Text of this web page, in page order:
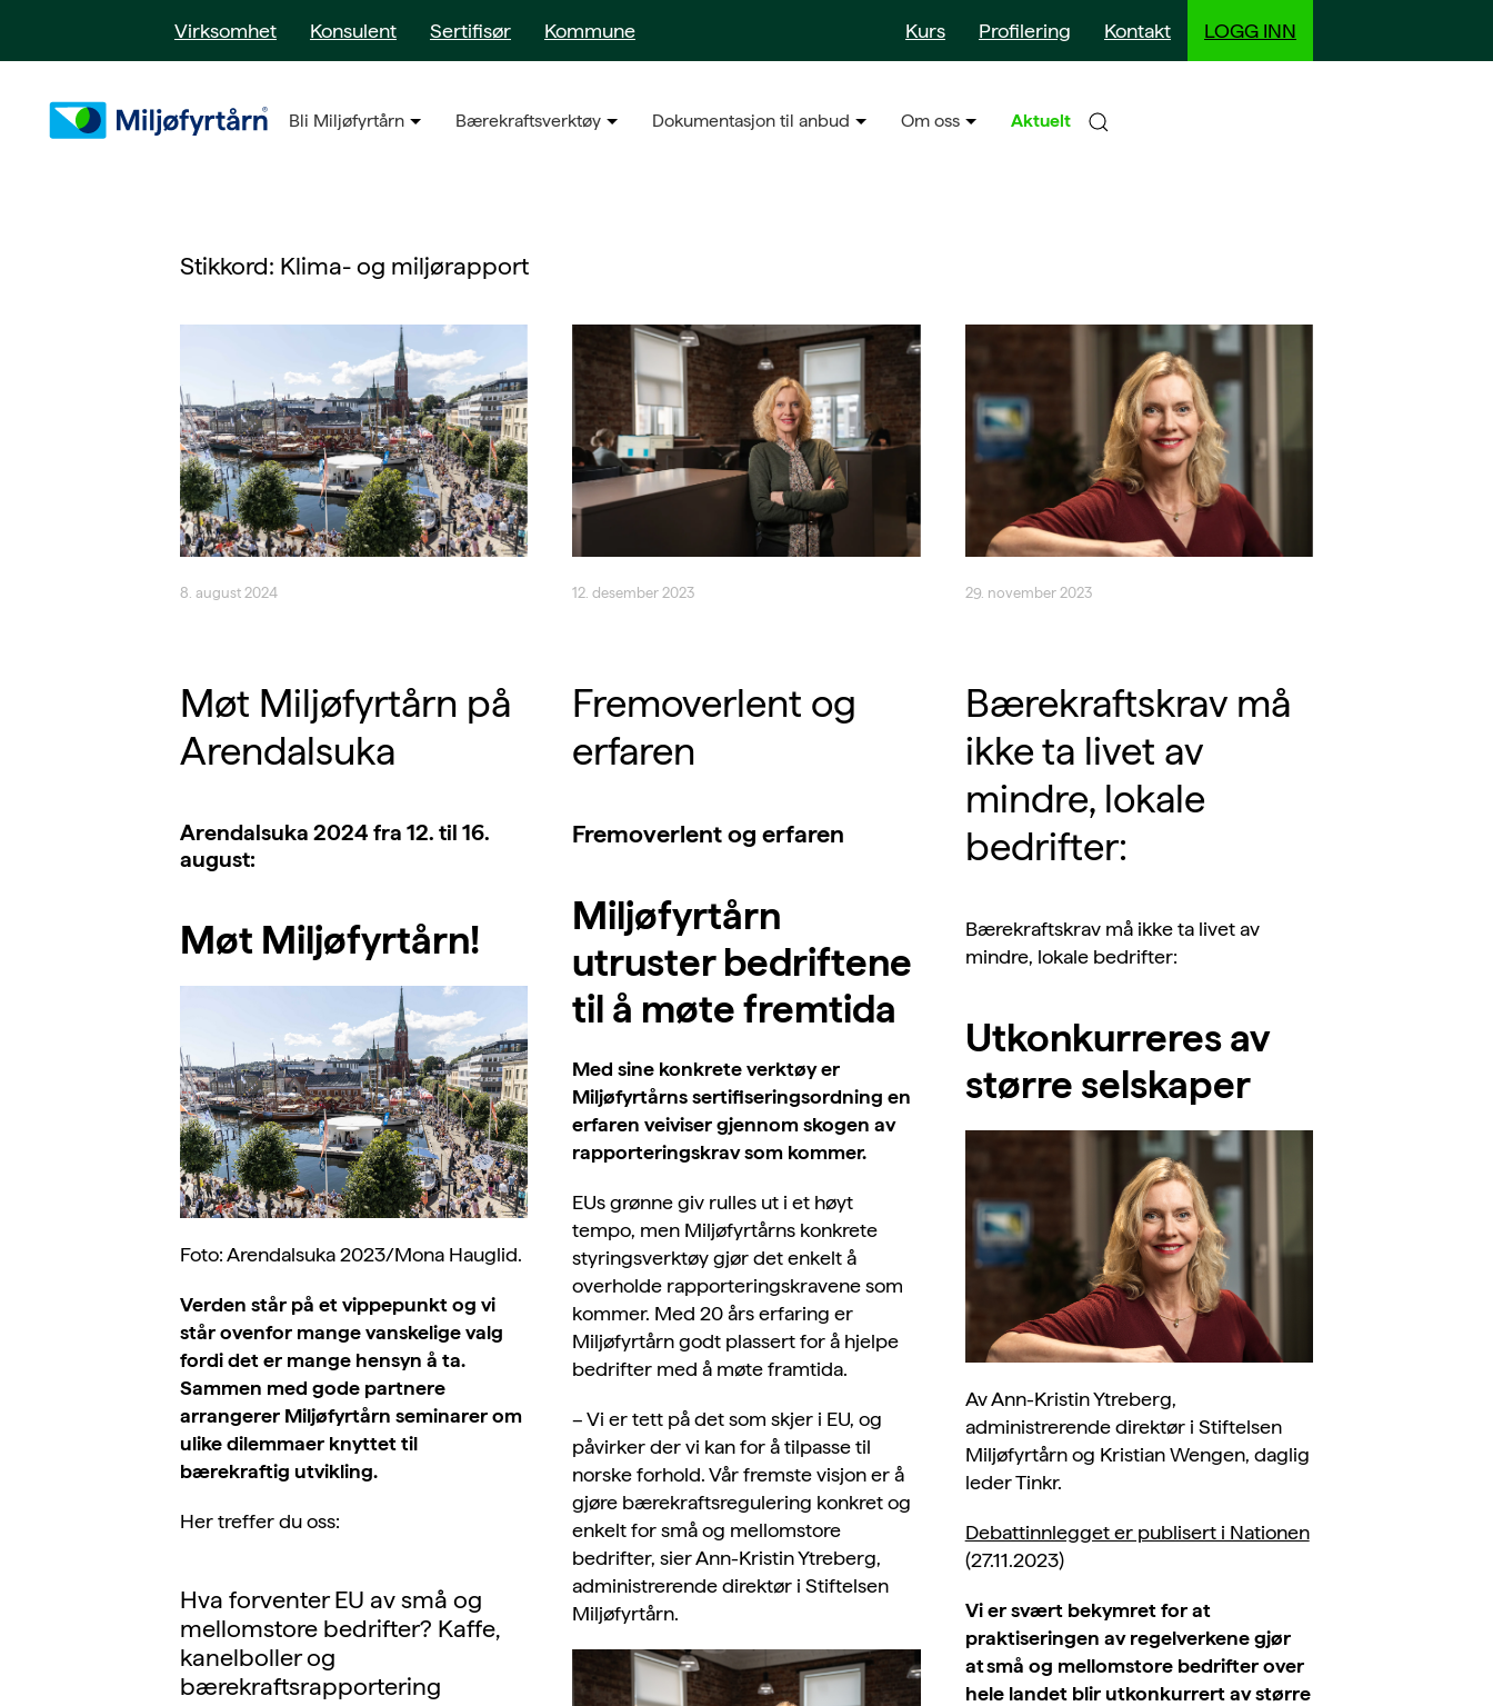
Virksomhet Konsulent Sertifisør Kommune Kurs Profilering Kontakt LOGG INN
Bli Miljøfyrtårn Bærekraftsverktøy Dokumentasjon til anbud Om oss Aktuelt
Stikkord: Klima- og miljørapport
8. august 2024
Møt Miljøfyrtårn på
Arendalsuka
Arendalsuka 2024 fra 12. til 16.
august:
Møt Miljøfyrtårn!
Foto: Arendalsuka 2023/Mona Hauglid.
Verden står på et vippepunkt og vi
står ovenfor mange vanskelige valg
fordi det er mange hensyn å ta.
Sammen med gode partnere
arrangerer Miljøfyrtårn seminarer om
ulike dilemmaer knyttet til
bærekraftig utvikling.
Her treffer du oss:
Hva forventer EU av små og
mellomstore bedrifter? Kaffe,
kanelboller og
bærekraftsrapportering
12. desember 2023
Fremoverlent og
erfaren
Fremoverlent og erfaren
Miljøfyrtårn
utruster bedriftene
til å møte fremtida
Med sine konkrete verktøy er
Miljøfyrtårns sertifiseringsordning en
erfaren veiviser gjennom skogen av
rapporteringskrav som kommer.
EUs grønne giv rulles ut i et høyt
tempo, men Miljøfyrtårns konkrete
styringsverktøy gjør det enkelt å
overholde rapporteringskravene som
kommer. Med 20 års erfaring er
Miljøfyrtårn godt plassert for å hjelpe
bedrifter med å møte framtida.
– Vi er tett på det som skjer i EU, og
påvirker der vi kan for å tilpasse til
norske forhold. Vår fremste visjon er å
gjøre bærekraftsregulering konkret og
enkelt for små og mellomstore
bedrifter, sier Ann-Kristin Ytreberg,
administrerende direktør i Stiftelsen
Miljøfyrtårn.
29. november 2023
Bærekraftskrav må
ikke ta livet av
mindre, lokale
bedrifter:
Bærekraftskrav må ikke ta livet av
mindre, lokale bedrifter:
Utkonkurreres av
større selskaper
Av Ann-Kristin Ytreberg,
administrerende direktør i Stiftelsen
Miljøfyrtårn og Kristian Wengen, daglig
leder Tinkr.
Debattinnlegget er publisert i Nationen
(27.11.2023)
Vi er svært bekymret for at
praktiseringen av regelverkene gjør
at små og mellomstore bedrifter over
hele landet blir utkonkurrert av større